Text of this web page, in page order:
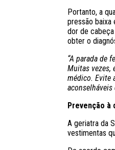
Portanto, a
pressão baixa
dor de
obter o
“A parada de
Muitas vezes,
médico. Evite
aconselháveis
Prevenção à
A geriatra da
vestimentas